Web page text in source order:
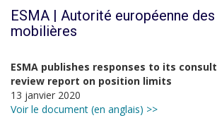
ESMA | Autorité européenne
mobilières
ESMA publishes responses to its
review report on position limits
13 janvier 2020
Voir le document (en anglais) >>